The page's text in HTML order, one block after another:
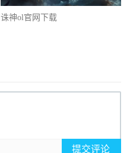
诛神ol官网下载
提交评论